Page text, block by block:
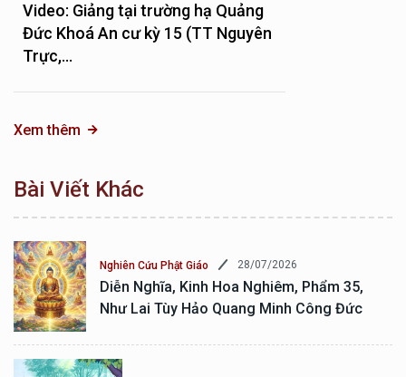
Video: Giảng tại trường hạ Quảng
Đức Khoá An cư kỳ 15 (TT Nguyên
Trực,...
Xem thêm
Bài Viết Khác
Nghiên Cứu Phật Giáo 28/07/2026
Diễn Nghĩa, Kinh Hoa Nghiêm, Phẩm 35,
Như Lai Tùy Hảo Quang Minh Công Đức